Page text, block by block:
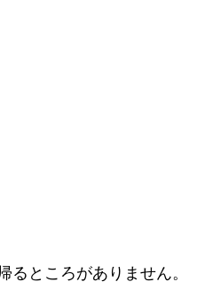
るところがありません。